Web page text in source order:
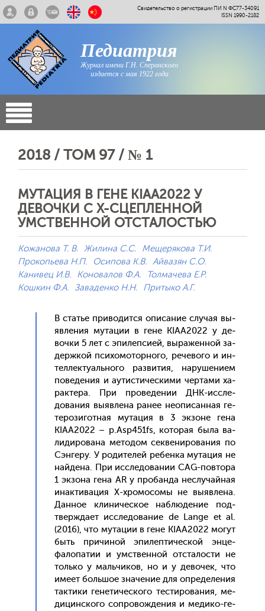
Свидетельство о регистрации ПИ N ФС77-34091
ISSN 1990-2182
Педиатрия
Журнал имени Г.Н. Сперанского
издается с мая 1922 года
2018 / ТОМ 97 / № 1
МУТАЦИЯ В ГЕНЕ KIAA2022 У
ДЕВОЧКИ С X-СЦЕПЛЕННОЙ
УМСТВЕННОЙ ОТСТАЛОСТЬЮ
Кожанова Т. В. Жилина С.С.
Мещерякова Т.И.
Прокопьева Н.П.
Осипова К.В. Айвазян С.О.
Канивец И.В.
Коновалов Ф.А.
Толмачева Е.Р.
Кошкин Ф.А.
Заваденко Н.Н. Притыко А.Г.
В статье при­водит­ся опи­сание слу­чая вы­
яв­ле­ния му­тации в ге­не KIAA2022 у де­
воч­ки 5 лет с эпи­леп­си­ей, вы­ражен­ной за­
дер­жкой пси­хомо­тор­но­го, ре­чево­го и ин­
теллек­ту­аль­но­го раз­ви­тия, на­руше­ни­ем
по­веде­ния и а­утис­ти­чес­ки­ми чер­та­ми ха­
рак­те­ра. При про­веде­нии ДНК-ис­сле­
дова­ния вы­яв­ле­на ра­нее не­опи­сан­ная ге­
теро­зигот­ная му­тация в 3 эк­зо­не ге­на
KIAA2022 – p.Asp451fs, ко­торая бы­ла ва­
лиди­рова­на ме­тодом сек­ве­ниро­вания по
Сэн­ге­ру. У ро­дите­лей ре­бен­ка му­тация не
най­де­на. При ис­сле­дова­нии CAG-пов­то­ра
1 эк­зо­на ге­на AR у про­бан­да нес­лу­чай­ная
инак­ти­вация X-хро­мосо­мы не вы­яв­ле­на.
Дан­ное кли­ничес­кое наб­лю­дение под­
твержда­ет ис­сле­дова­ние de Lange et al.
(2016), что му­тации в ге­не KIAA2022 мо­гут
быть при­чиной эпи­леп­ти­чес­кой эн­це­
фало­патии и умс­твен­ной от­ста­лос­ти не
толь­ко у маль­чи­ков, но и у де­вочек, что
име­ет боль­шое зна­чение для оп­ре­деле­ния
так­ти­ки ге­нети­чес­ко­го тес­ти­рова­ния, ме­
дицин­ско­го соп­ро­вож­де­ния и ме­дико-ге­